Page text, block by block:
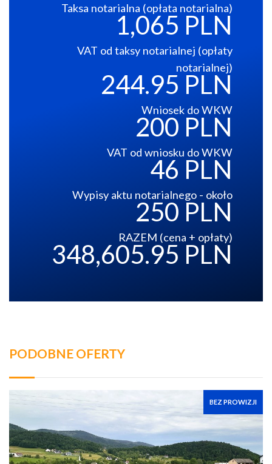
Taksa notarialna (opłata notarialna)
1,065 PLN
VAT od taksy notarialnej (opłaty
notarialnej)
244.95 PLN
Wniosek do WKW
200 PLN
VAT od wniosku do WKW
46 PLN
Wypisy aktu notarialnego - około
250 PLN
RAZEM (cena + opłaty)
348,605.95 PLN
PODOBNE OFERTY
BEZ PROWIZJI